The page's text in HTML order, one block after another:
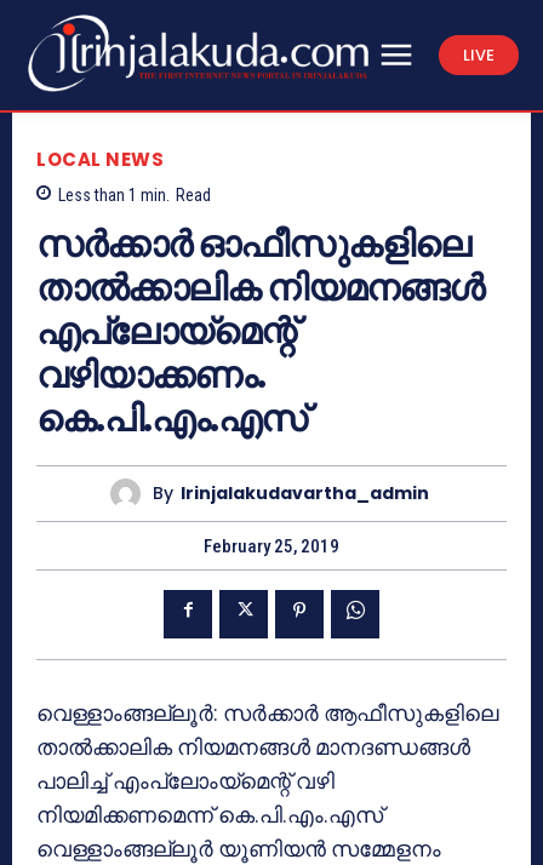
LIVE
LOCAL NEWS
Less than 1 min. Read
സര്‍ക്കാര്‍ ഓഫീസുകളിലെ
താല്‍ക്കാലിക നിയമനങ്ങള്‍
എപ്ലോയ്‌മെന്റ്
വഴിയാക്കണം.
കെ.പി.എം.എസ്
By Irinjalakudavartha_admin
February 25, 2019
വെള്ളാംങ്ങല്ലൂര്‍: സര്‍ക്കാര്‍ ആഫീസുകളിലെ
താല്‍ക്കാലിക നിയമനങ്ങള്‍ മാനദണ്ഡങ്ങള്‍
പാലിച്ച് എംപ്ലോംയ്‌മെന്റ് വഴി
നിയമിക്കണമെന്ന് കെ.പി.എം.എസ്
വെള്ളാംങ്ങല്ലൂര്‍ യൂണിയന്‍ സമ്മേളനം